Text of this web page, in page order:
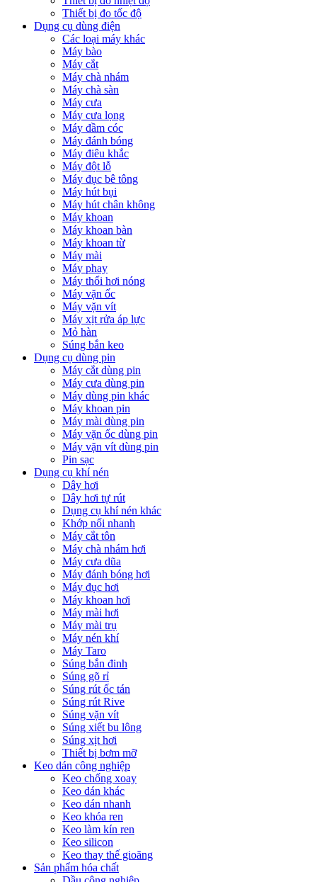
Thiết bị đo tốc độ
Dụng cụ dùng điện
Các loại máy khác
Máy bào
Máy cắt
Máy chà nhám
Máy chà sàn
Máy cưa
Máy cưa lọng
Máy đầm cóc
Máy đánh bóng
Máy điêu khắc
Máy đột lỗ
Máy đục bê tông
Máy hút bụi
Máy hút chân không
Máy khoan
Máy khoan bàn
Máy khoan từ
Máy mài
Máy phay
Máy thổi hơi nóng
Máy vặn ốc
Máy vặn vít
Máy xịt rửa áp lực
Mỏ hàn
Súng bắn keo
Dụng cụ dùng pin
Máy cắt dùng pin
Máy cưa dùng pin
Máy dùng pin khác
Máy khoan pin
Máy mài dùng pin
Máy vặn ốc dùng pin
Máy vặn vít dùng pin
Pin sạc
Dụng cụ khí nén
Dây hơi
Dây hơi tự rút
Dụng cụ khí nén khác
Khớp nối nhanh
Máy cắt tôn
Máy chà nhám hơi
Máy cưa dũa
Máy đánh bóng hơi
Máy đục hơi
Máy khoan hơi
Máy mài hơi
Máy mài trụ
Máy nén khí
Máy Taro
Súng bắn đinh
Súng gõ rỉ
Súng rút ốc tán
Súng rút Rive
Súng vặn vít
Súng xiết bu lông
Súng xịt hơi
Thiết bị bơm mỡ
Keo dán công nghiệp
Keo chống xoay
Keo dán khác
Keo dán nhanh
Keo khóa ren
Keo làm kín ren
Keo silicon
Keo thay thế gioăng
Sản phẩm hóa chất